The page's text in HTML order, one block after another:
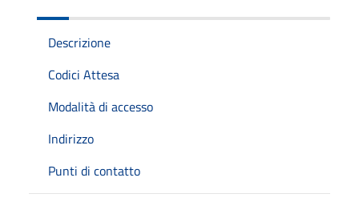
Descrizione
Codici Attesa
Modalità di accesso
Indirizzo
Punti di contatto